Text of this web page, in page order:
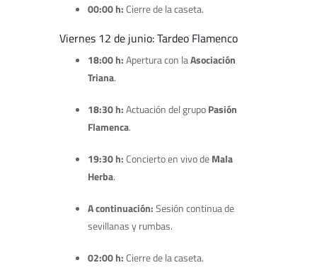
00:00 h:Cierre de la caseta.
Viernes 12 de junio: Tardeo Flamenco
18:00 h:Apertura con laAsociación
Triana.
18:30 h:Actuación del grupoPasión
Flamenca.
19:30 h:Concierto en vivo deMala
Herba.
A continuación:Sesión continua de
sevillanas y rumbas.
02:00 h:Cierre de la caseta.